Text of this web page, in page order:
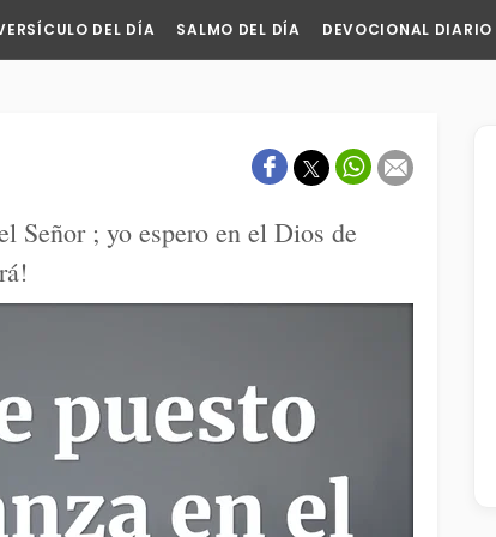
DEL DÍA SALMO DEL DÍA DEVOCIONAL DIARIO
Señor ; yo espero en el Dios de